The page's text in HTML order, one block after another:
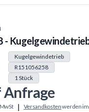
-
Kugelgewindetrieb
R151056258
1Stück
Anfrage
| Versandkostenwerden